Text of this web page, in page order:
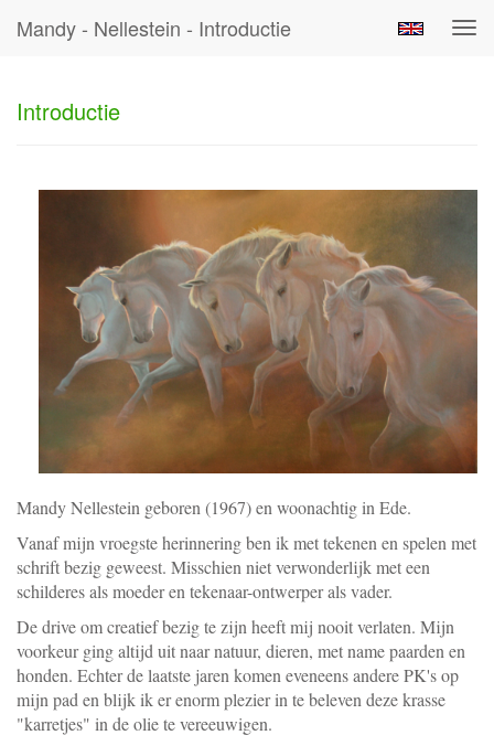
Mandy - Nellestein - Introductie
Introductie
Mandy Nellestein geboren (1967) en woonachtig in Ede.
Vanaf mijn vroegste herinnering ben ik met tekenen en spelen met
schrift bezig geweest. Misschien niet verwonderlijk met een
schilderes als moeder en tekenaar-ontwerper als vader.
De drive om creatief bezig te zijn heeft mij nooit verlaten. Mijn
voorkeur ging altijd uit naar natuur, dieren, met name paarden en
honden. Echter de laatste jaren komen eveneens andere PK's op
mijn pad en blijk ik er enorm plezier in te beleven deze krasse
"karretjes" in de olie te vereeuwigen.